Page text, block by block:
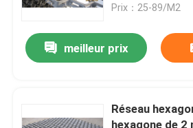
À propos de nous
réfractaire /
Prix：25-89/M2
meilleur prix
Réseau
hexagone de 2